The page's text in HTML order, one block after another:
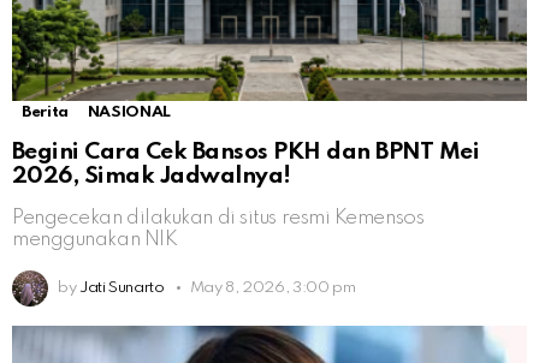
Berita NASIONAL
Begini Cara Cek Bansos PKH dan BPNT Mei
2026, Simak Jadwalnya!
Pengecekan dilakukan di situs resmi Kemensos
menggunakan NIK
by Jati Sunarto May 8, 2026, 3:00 pm